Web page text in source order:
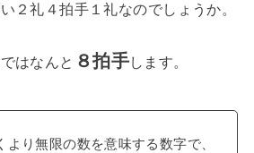
２礼４拍手１礼なのでしょうか。
はなんと ８拍手します。
より無限の数を意味する数字で、